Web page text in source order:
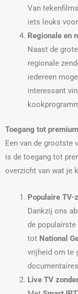
Van
iets leuks
Regionale en
Naast de
regionale
iedereen
interessant
Toegang tot
Een van de grootste
is de toegang tot
overzicht van wat je
Populaire TV-
Dankzij ons
de populairste
tot National
vrijheid om te
Live TV